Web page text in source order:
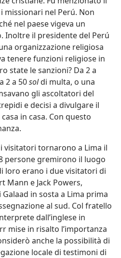
nel Perú. Non
nel paese vigeva un
Inoltre il presidente del Perú
organizzazione religiosa
tenere funzioni religiose in
state le sanzioni? Da 2 a
2 a 50soldi multa, o una
gli ascoltatori del
e decisi a divulgare il
in casa. Con questo
visitatori tornarono a Lima il
persone gremirono il luogo
loro erano i due visitatori di
Mann e Jack Powers,
in sosta a Lima prima
al sud. Col fratello
dall’inglese in
mise in risalto l’importanza
anche la possibilità di
locale di testimoni di